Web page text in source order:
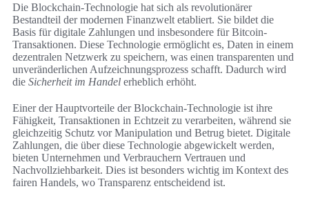
Die Blockchain-Technologie hat sich als revolutionärer
Bestandteil der modernen Finanzwelt etabliert. Sie bildet die
Basis für digitale Zahlungen und insbesondere für Bitcoin-
Transaktionen. Diese Technologie ermöglicht es, Daten in einem
dezentralen Netzwerk zu speichern, was einen transparenten und
unveränderlichen Aufzeichnungsprozess schafft. Dadurch wird
die Sicherheit im Handel erheblich erhöht.
Einer der Hauptvorteile der Blockchain-Technologie ist ihre
Fähigkeit, Transaktionen in Echtzeit zu verarbeiten, während sie
gleichzeitig Schutz vor Manipulation und Betrug bietet. Digitale
Zahlungen, die über diese Technologie abgewickelt werden,
bieten Unternehmen und Verbrauchern Vertrauen und
Nachvollziehbarkeit. Dies ist besonders wichtig im Kontext des
fairen Handels, wo Transparenz entscheidend ist.